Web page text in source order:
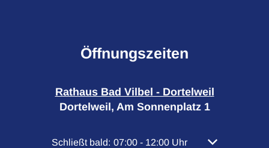
Öffnungszeiten
Rathaus Bad Vilbel - Dortelweil
Dortelweil, Am Sonnenplatz 1
Klicken, um weitere Öffnungs- oder Schließzeiten
Schließt bald: 07:00 - 12:00 Uhr Von 07:00 bis